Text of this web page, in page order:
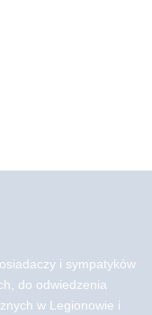
i sympatyków
do odwiedzenia
w Legionowie i